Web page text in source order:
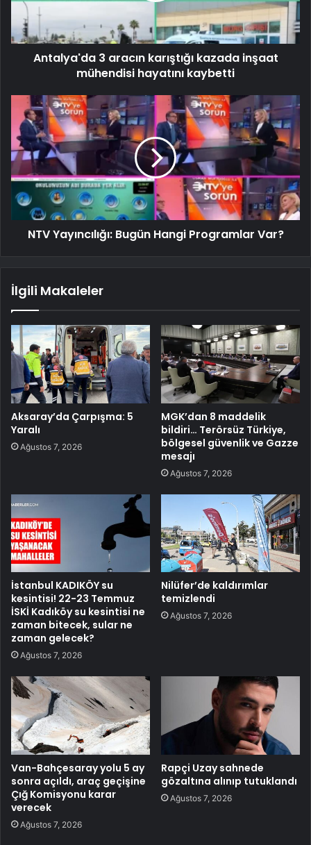
Antalya'da 3 aracın karıştığı kazada inşaat
mühendisi hayatını kaybetti
NTV Yayıncılığı: Bugün Hangi Programlar Var?
İlgili Makaleler
Aksaray’da Çarpışma: 5
Yaralı
Ağustos 7, 2026
MGK’dan 8 maddelik
bildiri… Terörsüz Türkiye,
bölgesel güvenlik ve Gazze
mesajı
Ağustos 7, 2026
İstanbul KADIKÖY su
kesintisi! 22-23 Temmuz
İSKİ Kadıköy su kesintisi ne
zaman bitecek, sular ne
zaman gelecek?
Ağustos 7, 2026
Nilüfer’de kaldırımlar
temizlendi
Ağustos 7, 2026
Van-Bahçesaray yolu 5 ay
sonra açıldı, araç geçişine
Çığ Komisyonu karar
verecek
Ağustos 7, 2026
Rapçi Uzay sahnede
gözaltına alınıp tutuklandı
Ağustos 7, 2026